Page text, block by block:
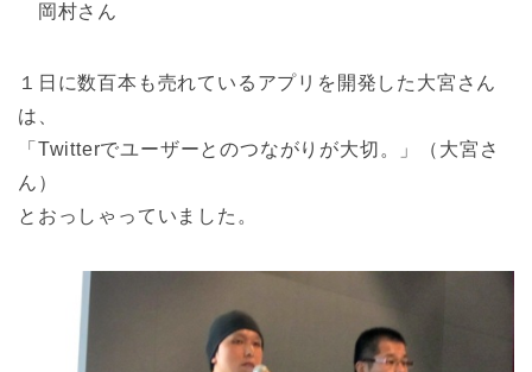
岡村さん
１日に数百本も売れているアプリを開発した大宮さん
は、
「Twitterでユーザーとのつながりが大切。」（大宮さ
ん）
とおっしゃっていました。